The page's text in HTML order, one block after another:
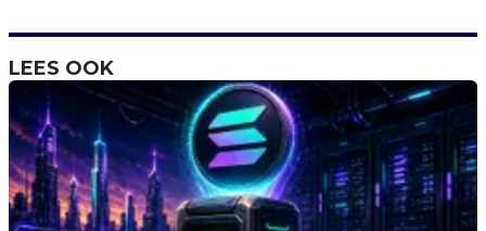
LEES OOK